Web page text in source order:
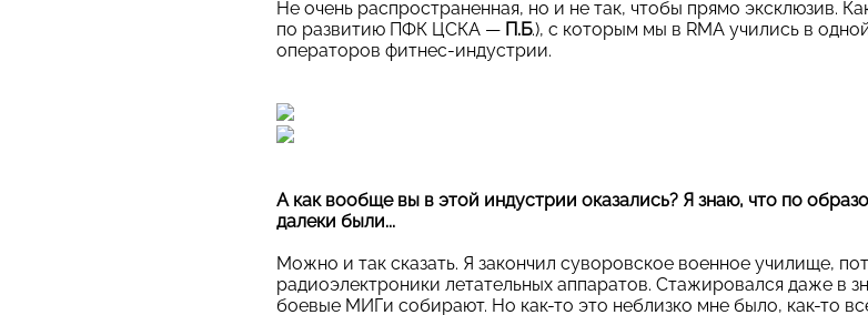
Не очень распространенная, но и не так, чтобы прямо эксклюзив.
по развитию ПФК ЦСКА — П.Б.), с которым мы в RMA учились в
операторов фитнес-индустрии.
А как вообще вы в этой индустрии оказались? Я знаю, что по
далеки были...
Можно и так сказать. Я закончил суворовское военное училище,
радиоэлектроники летательных аппаратов. Стажировался даже в
боевые МИГи собирают. Но как-то это неблизко мне было, как-то